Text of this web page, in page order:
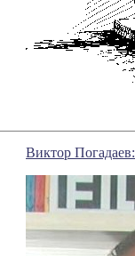
Виктор